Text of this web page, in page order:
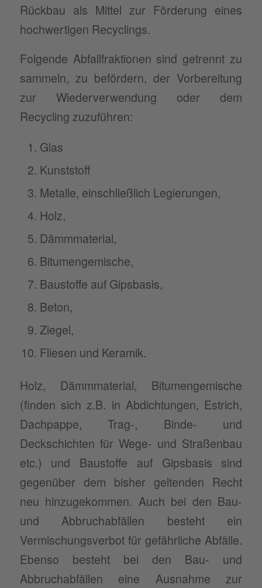
Rückbau als Mittel zur Förderung eines
hochwertigen Recyclings.
Folgende Abfallfraktionen sind getrennt zu
sammeln, zu befördern, der Vorbereitung
zur Wiederverwendung oder dem
Recycling zuzuführen:
Glas
Kunststoff
Metalle, einschließlich Legierungen,
Holz,
Dämmmaterial,
Bitumengemische,
Baustoffe auf Gipsbasis,
Beton,
Ziegel,
Fliesen und Keramik.
Holz, Dämmmaterial, Bitumengemische
(finden sich z.B. in Abdichtungen, Estrich,
Dachpappe, Trag-, Binde- und
Deckschichten für Wege- und Straßenbau
etc.) und Baustoffe auf Gipsbasis sind
gegenüber dem bisher geltenden Recht
neu hinzugekommen. Auch bei den Bau-
und Abbruchabfällen besteht ein
Vermischungsverbot für gefährliche Abfälle.
Ebenso besteht bei den Bau- und
Abbruchabfällen eine Ausnahme zur